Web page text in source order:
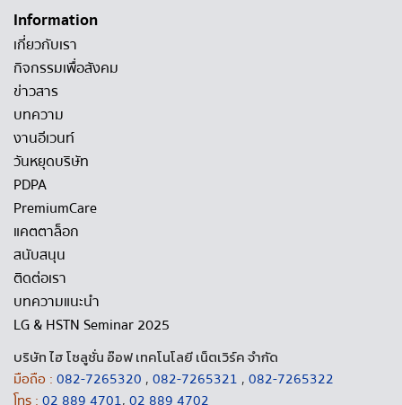
Information
เกี่ยวกับเรา
กิจกรรมเพื่อสังคม
ข่าวสาร
บทความ
งานอีเวนท์
วันหยุดบริษัท
PDPA
PremiumCare
แคตตาล็อก
สนับสนุน
ติดต่อเรา
บทความแนะนำ
LG & HSTN Seminar 2025
บริษัท ไฮ โซลูชั่น อ๊อฟ เทคโนโลยี เน็ตเวิร์ค จำกัด
มือถือ : 082-7265320 , 082-7265321 , 082-7265322
โทร : 02 889 4701, 02 889 4702